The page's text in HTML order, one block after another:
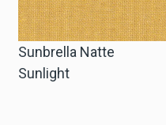
Sunbrella Natte
Sunlight